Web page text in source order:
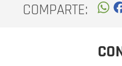
COMPARTE: